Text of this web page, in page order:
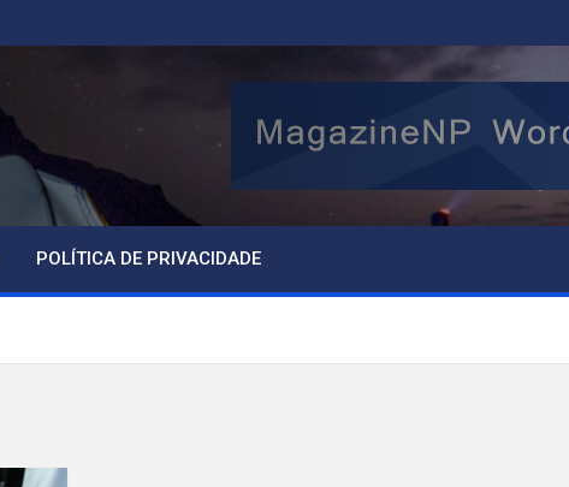
POLÍTICA DE PRIVACIDADE